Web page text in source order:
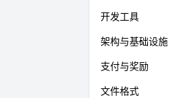
开发工具
架构与基础设施
支付与奖励
文件格式